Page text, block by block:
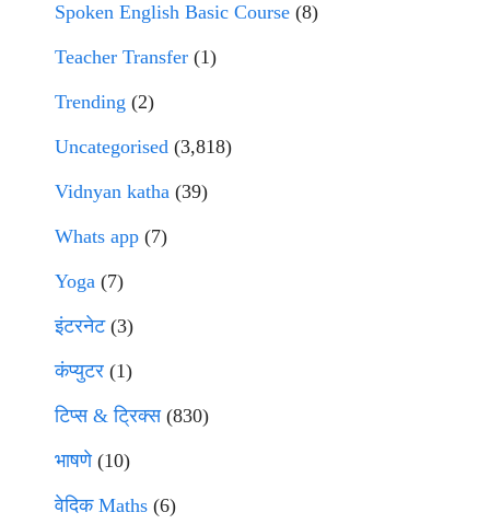
Spoken English Basic Course (8)
Teacher Transfer (1)
Trending (2)
Uncategorised (3,818)
Vidnyan katha (39)
Whats app (7)
Yoga (7)
इंटरनेट(3)
कंप्युटर (1)
टिप्स & ट्रिक्स(830)
भाषणे(10)
वेदिक Maths (6)